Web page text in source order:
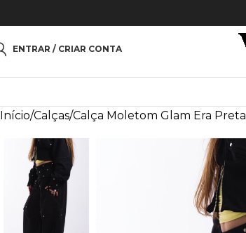
ENTRAR / CRIAR CONTA
Início Calças Calça Moletom Glam Era Preta